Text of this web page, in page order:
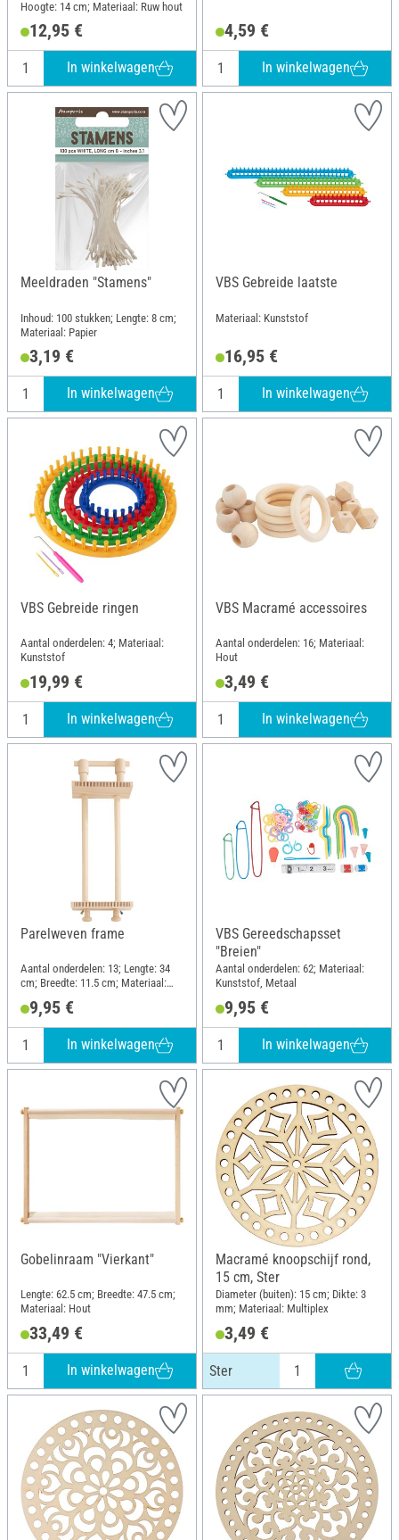
Hoogte: 14 cm; Materiaal: Ruw hout
12,95 €
In winkelwagen
4,59 €
In winkelwagen
Meeldraden "Stamens"
Inhoud: 100 stukken; Lengte: 8 cm;
Materiaal: Papier
3,19 €
In winkelwagen
VBS Gebreide laatste
Materiaal: Kunststof
16,95 €
In winkelwagen
VBS Gebreide ringen
Aantal onderdelen: 4; Materiaal:
Kunststof
19,99 €
In winkelwagen
VBS Macramé accessoires
Aantal onderdelen: 16; Materiaal:
Hout
3,49 €
In winkelwagen
Parelweven frame
Aantal onderdelen: 13; Lengte: 34
cm; Breedte: 11.5 cm; Materiaal:
9,95 €
In winkelwagen
VBS Gereedschapsset
"Breien"
Aantal onderdelen: 62; Materiaal:
Kunststof, Metaal
9,95 €
In winkelwagen
Gobelinraam "Vierkant"
Lengte: 62.5 cm; Breedte: 47.5 cm;
Materiaal: Hout
33,49 €
In winkelwagen
Macramé knoopschijf rond,
15 cm, Ster
Diameter (buiten): 15 cm; Dikte: 3
mm; Materiaal: Multiplex
3,49 €
Ster